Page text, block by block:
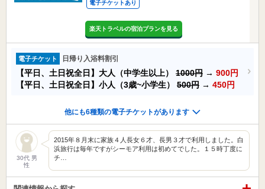
電子チケットあり
楽天トラベルの宿泊プランを見る
電子チケット 日帰り入浴料割引
【平日、土日祝全日】大人（中学生以上） 1000円 → 900円
【平日、土日祝全日】小人（3歳~小学生） 500円 → 450円
他にも6種類の電子チケットがあります
30代 男
性
2015年８月末に家族４人長女６才、長男３才で利用しました。白
浜旅行は毎年ですがシーモア利用は初めてでした。１５時丁度に
チ…